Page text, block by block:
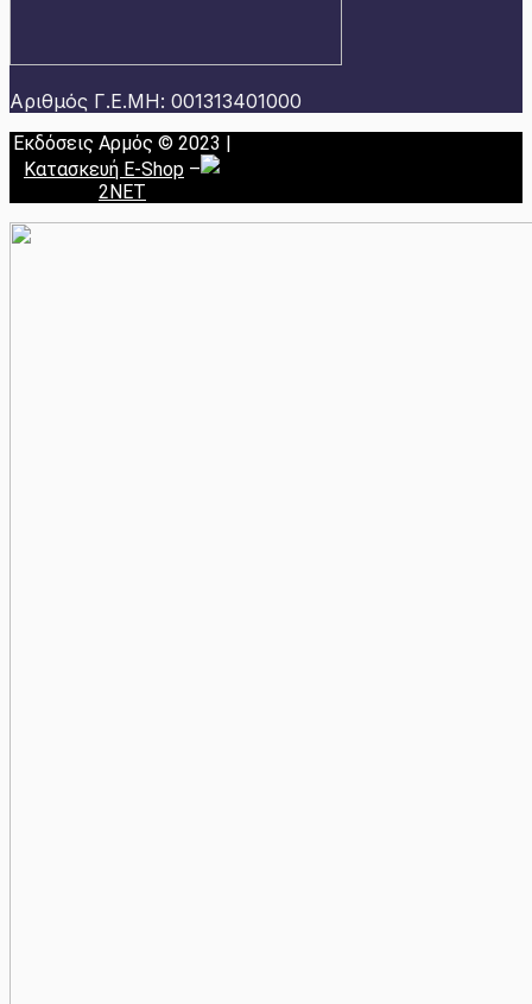
Αριθμός Γ.Ε.ΜΗ: 001313401000
Εκδόσεις Αρμός © 2023 |
Κατασκευή E-Shop –
2NET